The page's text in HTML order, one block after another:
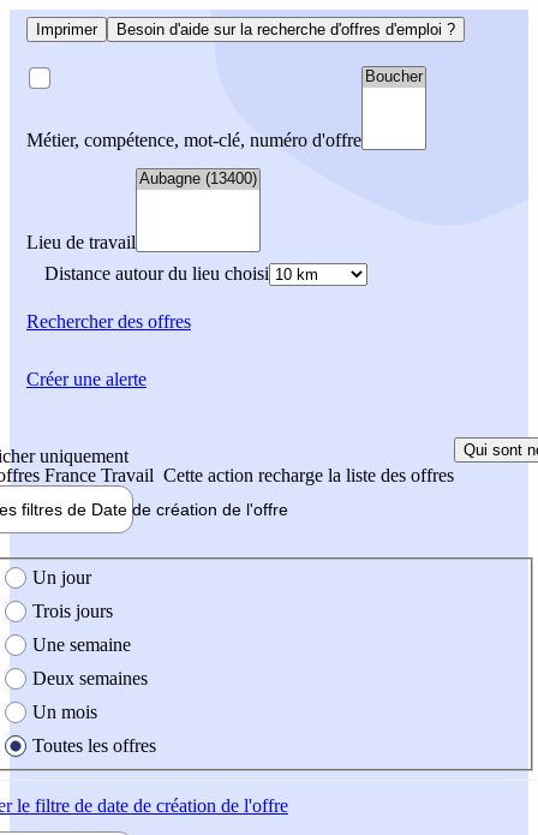
Imprimer Besoin d'aide sur la recherche d'offres d'emploi ?
Métier, compétence, mot-clé, numéro d'offre
Lieu de travail
Distance autour du lieu choisi
Rechercherdes offres
uniquement
France Travail Cette action recharge la liste des offres
Qui sont
filtres de Date de création de l'offre
création de l'offre
Un jour
Trois jours
Une semaine
Deux semaines
Un mois
Toutes les offres
le filtre de date de création de l'offre
Créer une alerte